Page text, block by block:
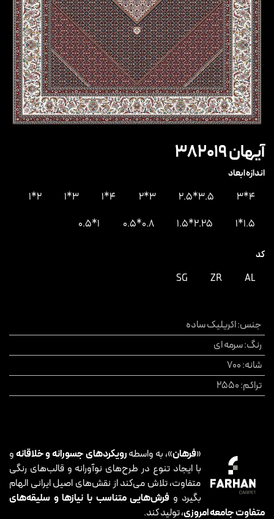
آیهان 382019
اندازه ابعاد
4*3
3.5*2.5
3*2
4*1
3*1
2*1
1.5*1
2.25*1.5
0.8*0.5
1*0.5
کد
AL
ZR
SG
جنس:اکریلیک ساده
رنگ:سرمه ای
شانه:
700
تراکم:
2550
«فرهان»، به واسطهرویکردهای جسورانه و خلاقانهو
با ایجاد تنوع در طرح‌های نوآورانه و قالب‌های رنگی
متفاوت، تلاش می‌کند از نقش‌های اصیل ایرانی الهام
بگیرد و فرش‌هایی متناسب با نیازها و سلیقه‌های
متفاوت جامعه امروزی، تولید کند.